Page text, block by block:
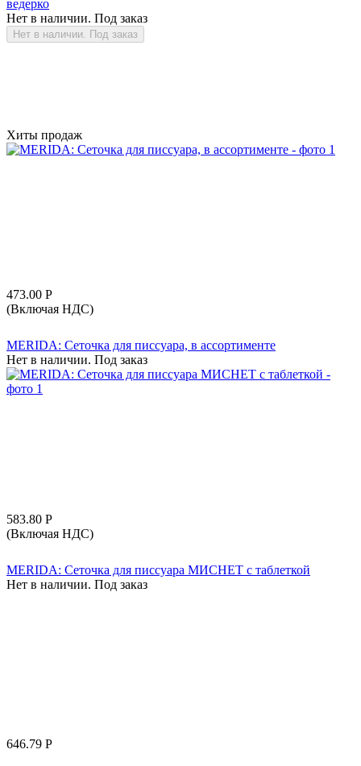
ведерко
Нет в наличии. Под заказ
Нет в наличии. Под заказ
Хиты продаж
473.00 Р
(Включая НДС)
MERIDA: Сеточка для писсуара, в ассортименте
Нет в наличии. Под заказ
583.80 Р
(Включая НДС)
MERIDA: Сеточка для писсуара МИСНЕТ с таблеткой
Нет в наличии. Под заказ
646.79 Р